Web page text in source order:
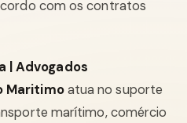
com os contratos
| Advogados
Maritimoatua no suporte
marítimo, comércio